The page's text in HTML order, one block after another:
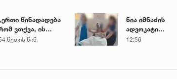
წინადადება
ვთქვა, ის
ნათელს,
წუთის წინ
ნია იმნაძის
ადვოკატი
საავადმყოფოში
12:56